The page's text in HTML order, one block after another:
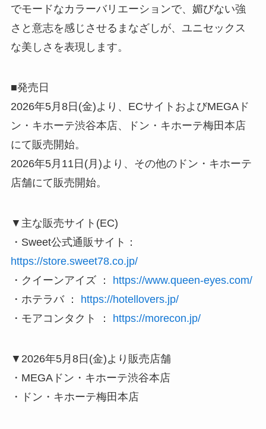
でモードなカラーバリエーションで、媚びない強
さと意志を感じさせるまなざしが、ユニセックス
な美しさを表現します。
■発売日
2026年5月8日(金)より、ECサイトおよびMEGAド
ン・キホーテ渋谷本店、ドン・キホーテ梅田本店
にて販売開始。
2026年5月11日(月)より、その他のドン・キホーテ
店舗にて販売開始。
▼主な販売サイト(EC)
・Sweet公式通販サイト：
https://store.sweet78.co.jp/
・クイーンアイズ ： https://www.queen-eyes.com/
・ホテラバ ： https://hotellovers.jp/
・モアコンタクト ： https://morecon.jp/
▼2026年5月8日(金)より販売店舗
・MEGAドン・キホーテ渋谷本店
・ドン・キホーテ梅田本店